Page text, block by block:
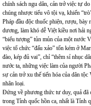
chính sách ngu dân, cản trở việc tự
chúng nhược tiểu vô tội vạ, khiến
Pháp đầu độc thuốc phiện, rượu, bày
dương, làm khó dễ Việt kiều nơi hải
“biểu tượng” tủn mủn của một nước
việc tổ chức “đấu xảo” tốn kém ở
đào, kép đủ vai”, chỉ “thêm sỉ nhục
nước ta, những việc làm của người
sự cản trở xu thế tiến hóa của dân tộc
nhân loại.
Đứng về phương thức tư duy, quả đã
trong Tỉnh quốc hồn ca, nhất là Tỉnh